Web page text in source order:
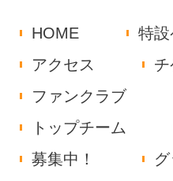
HOME 特設
アクセス
ファンクラブ
トップチーム
募集中！